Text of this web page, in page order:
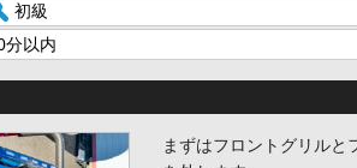
初級
分以内
まずはフロントグリルと